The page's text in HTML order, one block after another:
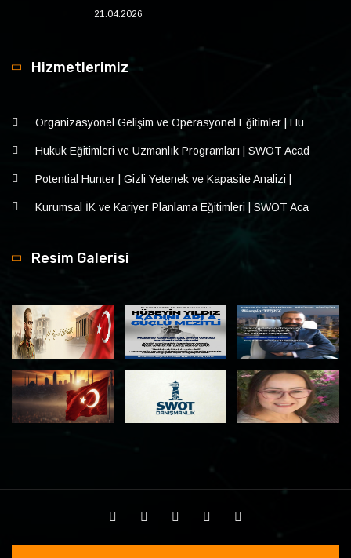
21.04.2026
Hizmetlerimiz
Organizasyonel Gelişim ve Operasyonel Eğitimler | Hü
Hukuk Eğitimleri ve Uzmanlık Programları | SWOT Acad
Potential Hunter | Gizli Yetenek ve Kapasite Analizi |
Kurumsal İK ve Kariyer Planlama Eğitimleri | SWOT Aca
Resim Galerisi